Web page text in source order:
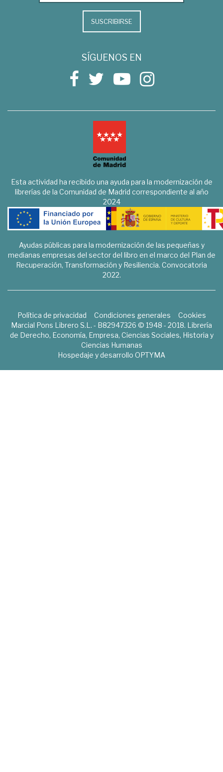
SUSCRIBIRSE
SÍGUENOS EN
Esta actividad ha recibido una ayuda para la modernización de
librerías de la Comunidad de Madrid correspondiente al año
2024
Ayudas públicas para la modernización de las pequeñas y
medianas empresas del sector del libro en el marco del Plan de
Recuperación, Transformación y Resiliencia. Convocatoria
2022.
Política de privacidad Condiciones generales
Cookies
Marcial Pons Librero S.L. - B82947326 © 1948 - 2018. Librería
de Derecho, Economía, Empresa, Ciencias Sociales, Historia y
Ciencias Humanas
Hospedaje y desarrollo OPTYMA